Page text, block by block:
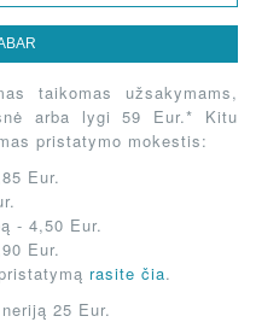
taikomas užsakymams,
arba lygi 59 Eur.* Kitu
pristatymo mokestis:
Eur.
- 4,50 Eur.
Eur.
rasite čia.
25 Eur.